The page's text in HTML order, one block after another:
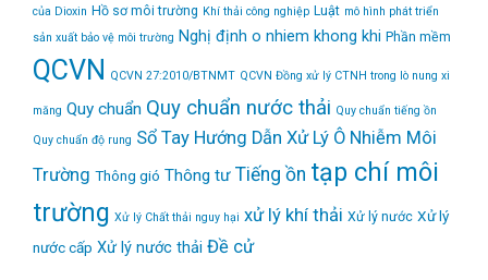
của Dioxin Hồ sơ môi trường Khí thải công nghiệp Luật mô hình phát triển
sản xuất bảo vệ môi trường Nghị định o nhiem khong khi Phần mềm
QCVN QCVN 27:2010/BTNMT QCVN Đồng xử lý CTNH trong lò nung xi
măng Quy chuẩn Quy chuẩn nước thải Quy chuẩn tiếng ồn
Quy chuẩn độ rung Sổ Tay Hướng Dẫn Xử Lý Ô Nhiễm Môi
Trường Thông gió Thông tư Tiếng ồn tạp chí môi
trường Xử lý Chất thải nguy hại xử lý khí thải Xử lý nước Xử lý
nước cấp Xử lý nước thải Đề cử